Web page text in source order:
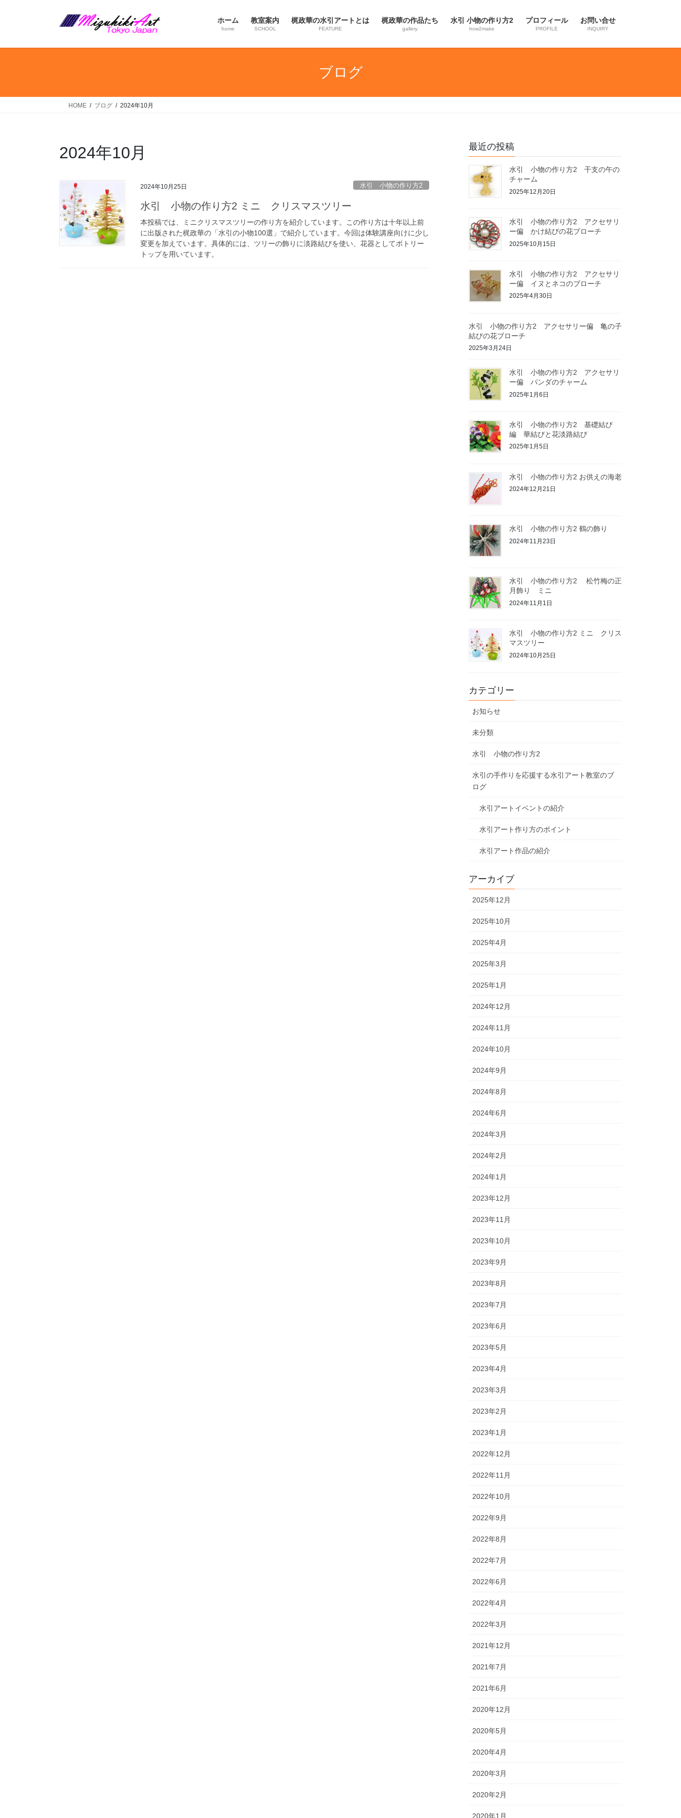
ホーム
home
教室案内
SCHOOL
梶政華の水引アートとは
FEATURE
梶政華の作品たち
gallery
水引 小物の作り方2
how2make
プロフィール
PROFILE
お問い合せ
INQUIRY
ブログ
HOME ブログ 2024年10月
2024年10月
2024年10月25日 水引 小物の作り方2
水引 小物の作り方2 ミニ クリスマスツリー
本投稿では、ミニクリスマスツリーの作り方を紹介しています。この作り方は十年以上前
に出版された梶政華の「水引の小物100選」で紹介しています。今回は体験講座向けに少し
変更を加えています。具体的には、ツリーの飾りに淡路結びを使い、花器としてボトリー
トップを用いています。
最近の投稿
水引 小物の作り方2 干支の午の
チャーム
2025年12月20日
水引 小物の作り方2 アクセサリ
ー偏 かけ結びの花ブローチ
2025年10月15日
水引 小物の作り方2 アクセサリ
ー偏 イヌとネコのブローチ
2025年4月30日
水引 小物の作り方2 アクセサリー偏 亀の子
結びの花ブローチ
2025年3月24日
水引 小物の作り方2 アクセサリ
ー偏 パンダのチャーム
2025年1月6日
水引 小物の作り方2 基礎結び
編 華結びと花淡路結び
2025年1月5日
水引 小物の作り方2 お供えの海老
2024年12月21日
水引 小物の作り方2 鶴の飾り
2024年11月23日
水引 小物の作り方2 松竹梅の正
月飾り ミニ
2024年11月1日
水引 小物の作り方2 ミニ クリス
マスツリー
2024年10月25日
カテゴリー
お知らせ
未分類
水引 小物の作り方2
水引の手作りを応援する水引アート教室のブ
ログ
水引アートイベントの紹介
水引アート作り方のポイント
水引アート作品の紹介
アーカイブ
2025年12月
2025年10月
2025年4月
2025年3月
2025年1月
2024年12月
2024年11月
2024年10月
2024年9月
2024年8月
2024年6月
2024年3月
2024年2月
2024年1月
2023年12月
2023年11月
2023年10月
2023年9月
2023年8月
2023年7月
2023年6月
2023年5月
2023年4月
2023年3月
2023年2月
2023年1月
2022年12月
2022年11月
2022年10月
2022年9月
2022年8月
2022年7月
2022年6月
2022年4月
2022年3月
2021年12月
2021年7月
2021年6月
2020年12月
2020年5月
2020年4月
2020年3月
2020年2月
2020年1月